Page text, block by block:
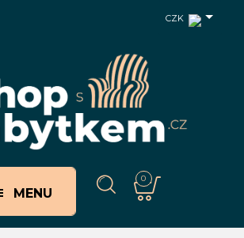
CZK
MENU
0